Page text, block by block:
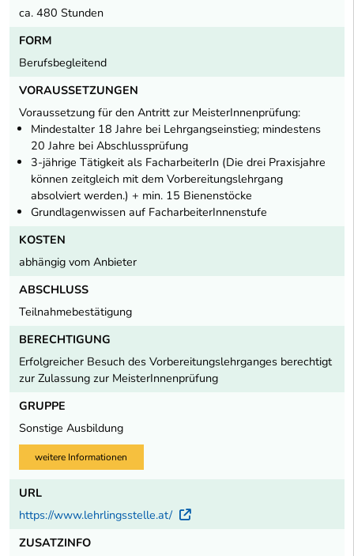
ca. 480 Stunden
FORM
Berufsbegleitend
VORAUSSETZUNGEN
Voraussetzung für den Antritt zur MeisterInnenprüfung:
Mindestalter 18 Jahre bei Lehrgangseinstieg; mindestens
20 Jahre bei Abschlussprüfung
3-jährige Tätigkeit als FacharbeiterIn (Die drei Praxisjahre
können zeitgleich mit dem Vorbereitungslehrgang
absolviert werden.) + min. 15 Bienenstöcke
Grundlagenwissen auf FacharbeiterInnenstufe
KOSTEN
abhängig vom Anbieter
ABSCHLUSS
Teilnahmebestätigung
BERECHTIGUNG
Erfolgreicher Besuch des Vorbereitungslehrganges berechtigt
zur Zulassung zur MeisterInnenprüfung
GRUPPE
Sonstige Ausbildung
weitere Informationen
URL
https://www.lehrlingsstelle.at/
Externer Link
ZUSATZINFO